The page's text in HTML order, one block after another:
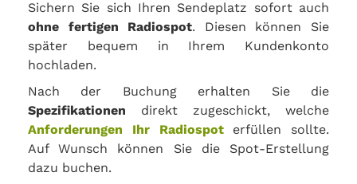
Sichern Sie sich Ihren Sendeplatz sofort auch
ohne fertigen Radiospot. Diesen können Sie
später bequem in Ihrem Kundenkonto
hochladen.
Nach der Buchung erhalten Sie die
Spezifikationen direkt zugeschickt, welche
Anforderungen Ihr Radiospoterfüllen sollte.
Auf Wunsch können Sie die Spot-Erstellung
dazu buchen.